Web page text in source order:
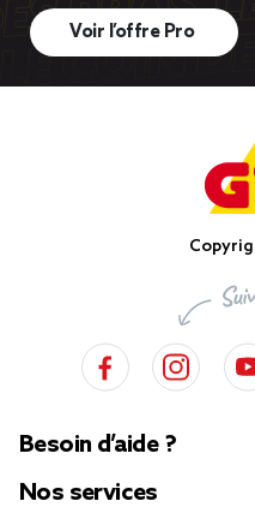
Voir l’offre Pro
Besoin d’aide ?
Nos services